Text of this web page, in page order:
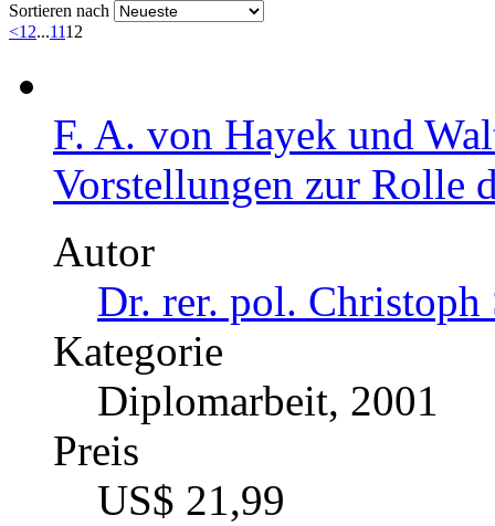
Sortieren nach
<12...1112
F. A. von Hayek und
Vorstellungen zur Rolle
Autor
Dr. rer. pol.
Kategorie
Diplomarbeit, 2001
Preis
US$ 21,99